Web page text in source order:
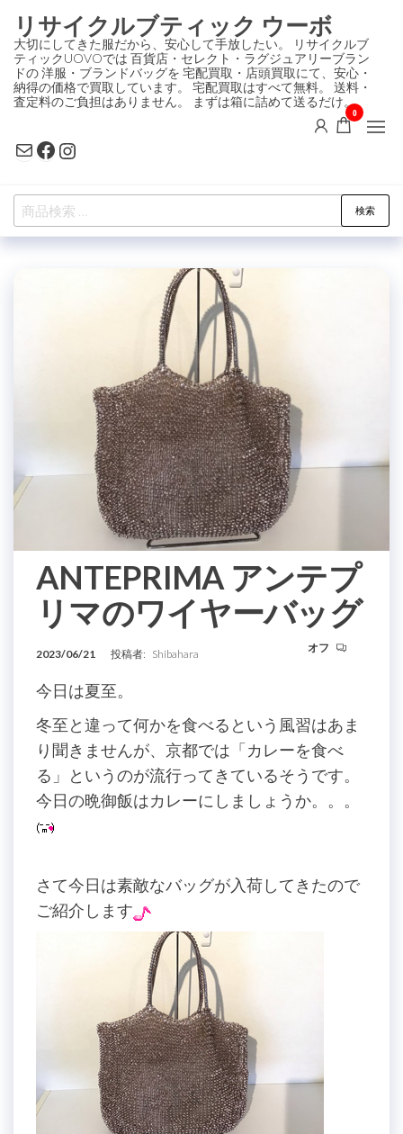
ン
テ
ン
ツ
プ
リサイクルブティック ウーボ
大切にしてきた服だから、安心して手放したい。 リサイクルブ
ティックUOVOでは 百貨店・セレクト・ラグジュアリーブラン
ドの 洋服・ブランドバッグを 宅配買取・店頭買取にて、安心・
納得の価格で買取しています。 宅配買取はすべて無料。 送料・
査定料のご負担はありません。 まずは箱に詰めて送るだけ。
MailFacebook
Instagram
0
検
索
検索
ANTEPRIMA アンテプ
リマのワイヤーバッグ
2023/06/21 投稿者: Shibahara オフ
今日は夏至。
冬至と違って何かを食べるという風習はあま
り聞きませんが、京都では「カレーを食べ
る」というのが流行ってきているそうです。
今日の晩御飯はカレーにしましょうか。。。
さて今日は素敵なバッグが入荷してきたので
ご紹介します